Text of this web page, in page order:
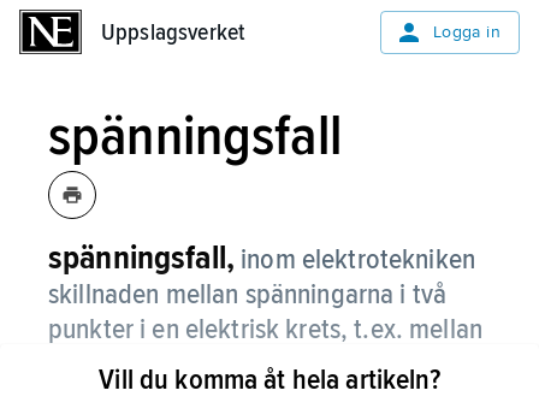
Uppslagsverket Logga in
spänningsfall
spänningsfall, inom elektrotekniken
skillnaden mellan spänningarna i två
punkter i en elektrisk krets, t.ex. mellan
spänningen i matningsänden och
spänningen i belastningsänden av en
Vill du komma åt hela artikeln?